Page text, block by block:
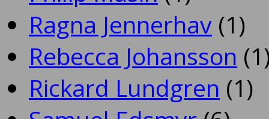
Ragna Jennerhav (1)
Rebecca Johansson
Rickard Lundgren (1)